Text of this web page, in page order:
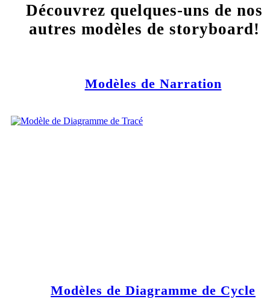
Découvrez quelques-uns de nos
autres modèles de storyboard!
Modèles de Narration
Modèles de Diagramme de Cycle